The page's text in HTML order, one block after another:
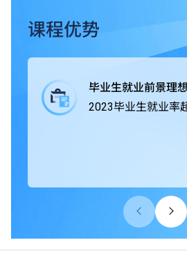
计，确保学生能够做到融会贯通，
业界紧密合作，在课程中为学生提
integrated Learning, WIL），学生
业界合作，获取实战经验，所掌握
THEi高科院所有学士学位课程均获
课程优势
毕业生就业前景理想
2023毕业生就业率